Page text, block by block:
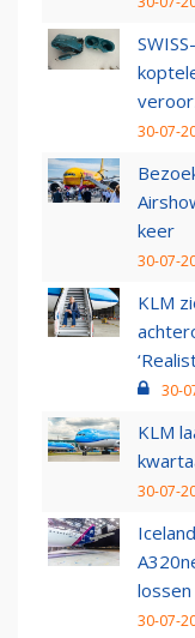
30-07-
keer
30-07-
KLM
30-
KLM
30-07-
lossen
30-07-